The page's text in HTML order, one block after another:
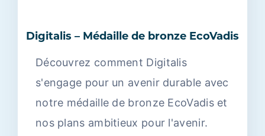
Digitalis – Médaille de bronze EcoVadis
Découvrez comment Digitalis
s'engage pour un avenir durable avec
notre médaille de bronze EcoVadis et
nos plans ambitieux pour l'avenir.